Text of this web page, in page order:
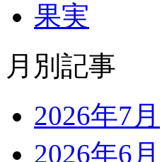
果実
月別記事
2026年7月
2026年6月